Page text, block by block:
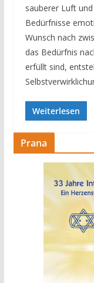
sauberer Luft
Bedürfnisse
Wunsch nach
das Bedürfnis
erfüllt sind,
Weiterlesen
Prana